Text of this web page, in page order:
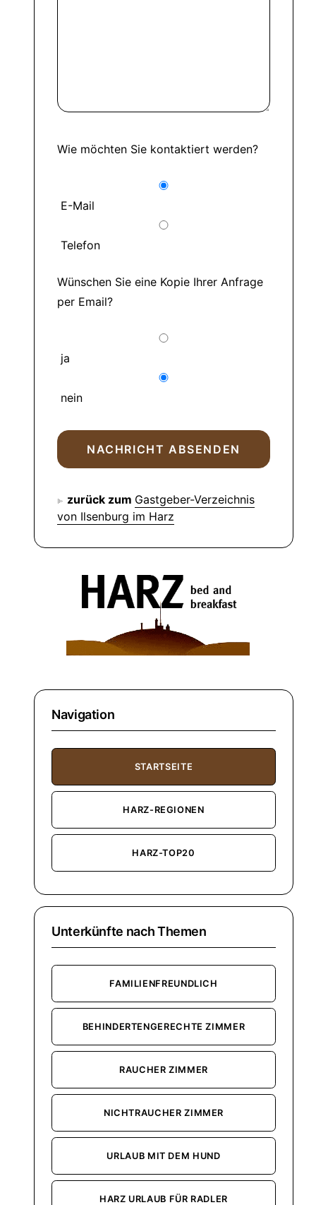
Wie möchten Sie kontaktiert werden?
E-Mail
Telefon
Wünschen Sie eine Kopie Ihrer Anfrage
per Email?
ja
nein
zurück zum Gastgeber-Verzeichnis
von Ilsenburg im Harz
Navigation
STARTSEITE
HARZ-REGIONEN
HARZ-TOP20
Unterkünfte nach Themen
FAMILIENFREUNDLICH
BEHINDERTENGERECHTE ZIMMER
RAUCHER ZIMMER
NICHTRAUCHER ZIMMER
URLAUB MIT DEM HUND
HARZ URLAUB FÜR RADLER